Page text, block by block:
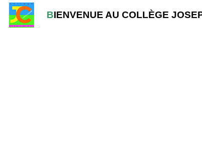
BIENVENUE AU COLLÈGE